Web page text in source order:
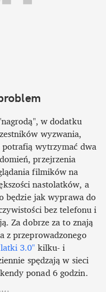
w dodatku
wyzwania,
wytrzymać dwa
przejrzenia
filmików na
nastolatków, a
będzie jak wyprawa do
bez telefonu i
Za dobrze za to znają
przeprowadzonego
3.0" kilku- i
spędzają w sieci
ponad 6 godzin.